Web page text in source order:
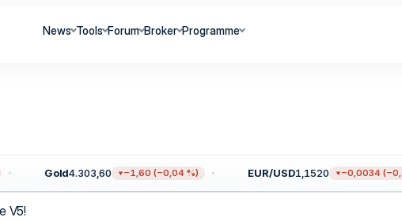
News Tools Forum Broker Programme
Gold4.303,60 −1,60 (−0,04 %) EUR/USD1,1520 −0,0034
V5!